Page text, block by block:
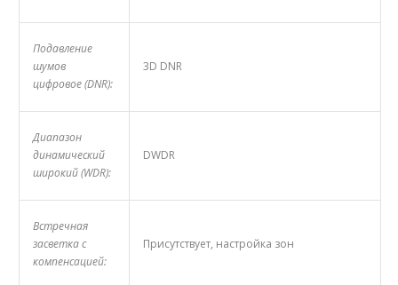
Подавление
шумов
цифровое (DNR):
3D DNR
Диапазон
динамический
широкий (WDR):
DWDR
Встречная
засветка с
компенсацией:
Присутствует, настройка зон